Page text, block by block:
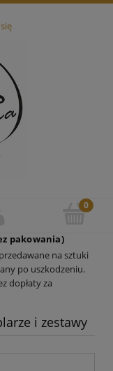
pakowania)
na sztuki
po uszkodzeniu.
dopłaty za
i zestawy